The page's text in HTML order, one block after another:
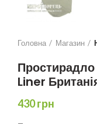
Головна Магазин
Liner
430грн